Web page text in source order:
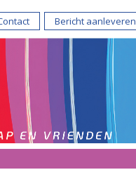
Bericht aanleveren